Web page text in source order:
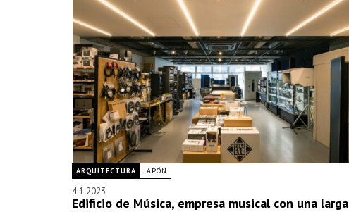
ARQUITECTURA JAPÓN
4.1.2023
Edificio de Música, empresa musical con una larga